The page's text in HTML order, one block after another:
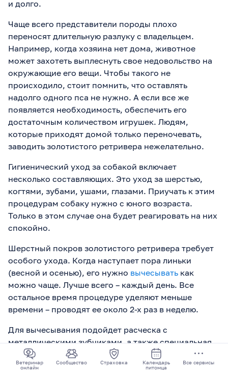
Ветеринар
онлайн
Сообщество Страховка
Календарь
питомца
Все сервисы
и долго.
Чаще всего представители породы плохо
переносят длительную разлуку с владельцем.
Например, когда хозяина нет дома, животное
может захотеть выплеснуть свое недовольство на
окружающие его вещи. Чтобы такого не
происходило, стоит помнить, что оставлять
надолго одного пса не нужно. А если все же
появляется необходимость, обеспечить его
достаточным количеством игрушек. Людям,
которые приходят домой только переночевать,
заводить золотистого ретривера нежелательно.
Гигиенический уход за собакой включает
несколько составляющих. Это уход за шерстью,
когтями, зубами, ушами, глазами. Приучать к этим
процедурам собаку нужно с юного возраста.
Только в этом случае она будет реагировать на них
спокойно.
Шерстный покров золотистого ретривера требует
особого ухода. Когда наступает пора линьки
(весной и осенью), его нужно вычесывать как
можно чаще. Лучше всего – каждый день. Все
остальное время процедуре уделяют меньше
времени – проводят ее около 2-х раз в неделю.
Для вычесывания подойдет расческа с
металлическими зубчиками, а также специальная
рукавица для сбора отмершего волоса. Для
избавления от лишнего подшерстка обычно